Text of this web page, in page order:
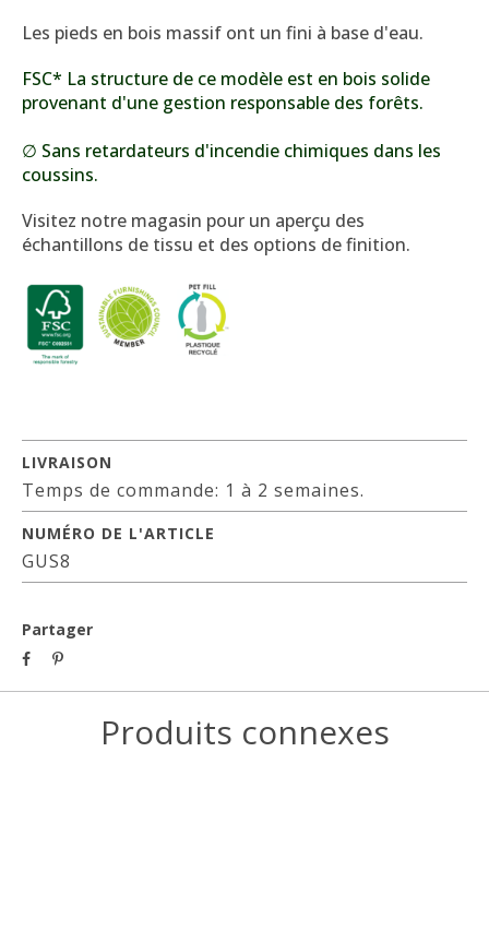
Les pieds en bois massif ont un fini à base d'eau.
FSC* La structure de ce modèle est en bois solide
provenant d'une gestion responsable des forêts.
∅ Sans retardateurs d'incendie chimiques dans les
coussins.
Visitez notre magasin pour un aperçu des
échantillons de tissu et des options de finition.
LIVRAISON
Temps de commande: 1 à 2 semaines.
NUMÉRO DE L'ARTICLE
GUS8
Partager
Produits connexes